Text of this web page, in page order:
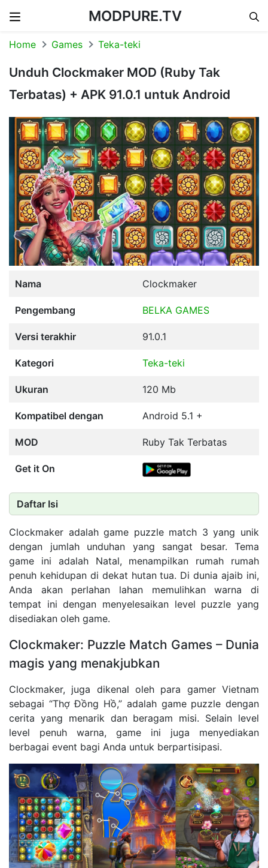
MODPURE.TV
Home Games Teka-teki
Unduh Clockmaker MOD (Ruby Tak
Terbatas) + APK 91.0.1 untuk Android
Nama Clockmaker
Pengembang BELKA GAMES
Versi terakhir 91.0.1
Kategori Teka-teki
Ukuran 120 Mb
Kompatibel dengan Android 5.1 +
MOD Ruby Tak Terbatas
Get it On
Daftar Isi
Clockmaker adalah game puzzle match 3 yang unik
dengan jumlah unduhan yang sangat besar. Tema
game ini adalah Natal, menampilkan rumah rumah
penuh kehidupan di dekat hutan tua. Di dunia ajaib ini,
Anda akan perlahan lahan memulihkan warna di
tempat ini dengan menyelesaikan level puzzle yang
disediakan oleh game.
Clockmaker: Puzzle Match Games – Dunia
magis yang menakjubkan
Clockmaker, juga dikenal oleh para gamer Vietnam
sebagai “Thợ Đồng Hồ,” adalah game puzzle dengan
cerita yang menarik dan beragam misi. Selain level
level penuh warna, game ini juga menyediakan
berbagai event bagi Anda untuk berpartisipasi.